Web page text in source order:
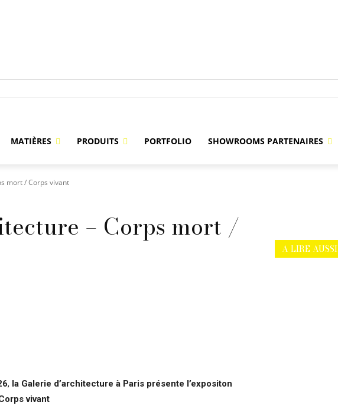
MATIÈRES PRODUITS PORTFOLIO SHOWROOMS PARTENAIRES
mort / Corps vivant
– Corps mort /
, la Galerie d’architecture à Paris présente l’expositon
vivant
A LIRE AUSSI